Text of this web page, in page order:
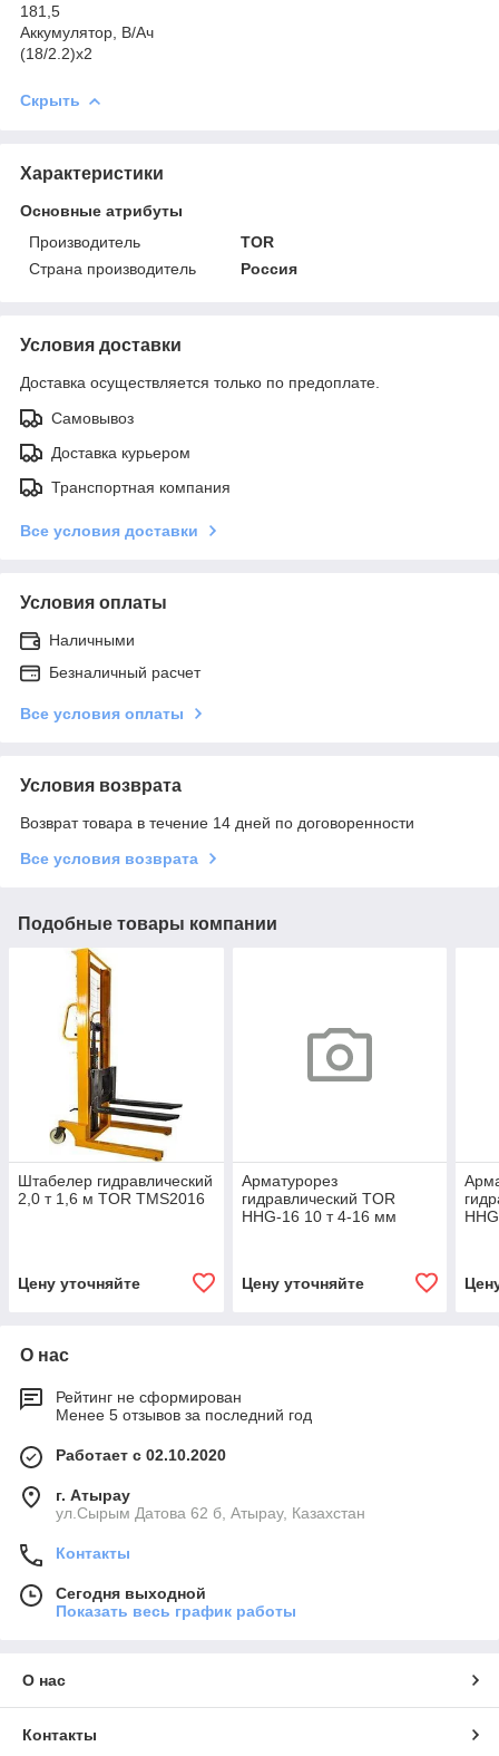
181,5
Аккумулятор, В/Ач
(18/2.2)х2
Скрыть
Характеристики
Основные атрибуты
Производитель
TOR
Страна производитель
Россия
Условия доставки
Доставка осуществляется только по предоплате.
Самовывоз
Доставка курьером
Транспортная компания
Все условия доставки
Условия оплаты
Наличными
Безналичный расчет
Все условия оплаты
Условия возврата
Возврат товара в течение 14 дней по договоренности
Все условия возврата
Подобные товары компании
Штабелер гидравлический
2,0 т 1,6 м TOR TMS2016
Цену уточняйте
Арматурорез
гидравлический TOR
HHG-16 10 т 4-16 мм
Цену уточняйте
О нас
Рейтинг не сформирован
Менее 5 отзывов за последний год
Работает с 02.10.2020
г. Атырау
ул.Сырым Датова 62 б, Атырау, Казахстан
Контакты
Сегодня выходной
Показать весь график работы
О нас
Контакты